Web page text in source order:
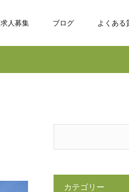
求人募集 ブログ よくある
カテゴリー